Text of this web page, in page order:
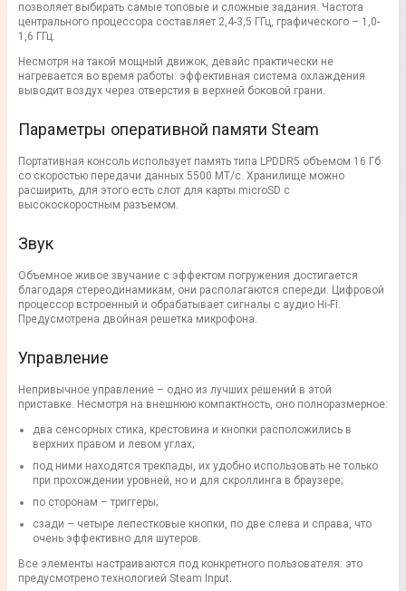
позволяет выбирать самые топовые и сложные задания. Частота
центрального процессора составляет 2,4-3,5 ГГц, графического – 1,0-
1,6 ГГц.
Несмотря на такой мощный движок, девайс практически не
нагревается во время работы: эффективная система охлаждения
выводит воздух через отверстия в верхней боковой грани.
Параметры оперативной памяти Steam
Портативная консоль использует память типа LPDDR5 объемом 16 Гб
со скоростью передачи данных 5500 МТ/с. Хранилище можно
расширить, для этого есть слот для карты microSD с
высокоскоростным разъемом.
Звук
Объемное живое звучание с эффектом погружения достигается
благодаря стереодинамикам, они располагаются спереди. Цифровой
процессор встроенный и обрабатывает сигналы с аудио Hi-Fi.
Предусмотрена двойная решетка микрофона.
Управление
Непривычное управление – одно из лучших решений в этой
приставке. Несмотря на внешнюю компактность, оно полноразмерное:
два сенсорных стика, крестовина и кнопки расположились в
верхних правом и левом углах;
под ними находятся трекпады, их удобно использовать не только
при прохождении уровней, но и для скроллинга в браузере;
по сторонам – триггеры;
сзади – четыре лепестковые кнопки, по две слева и справа, что
очень эффективно для шутеров.
Все элементы настраиваются под конкретного пользователя: это
предусмотрено технологией Steam Input.